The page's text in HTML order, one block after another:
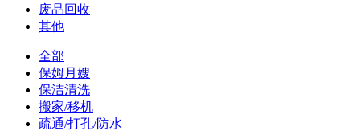
废品回收
其他
全部
保姆月嫂
保洁清洗
搬家/移机
疏通/打孔/防水